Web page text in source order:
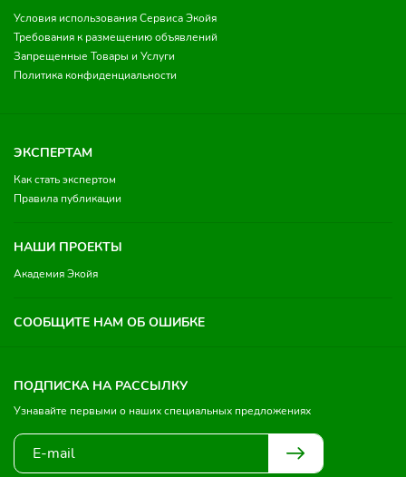
Условия использования Сервиса Экойя
Требования к размещению объявлений
Запрещенные Товары и Услуги
Политика конфиденциальности
ЭКСПЕРТАМ
Как стать экспертом
Правила публикации
НАШИ ПРОЕКТЫ
Академия Экойя
СООБЩИТЕ НАМ ОБ ОШИБКЕ
ПОДПИСКА НА РАССЫЛКУ
Узнавайте первыми о наших специальных предложениях